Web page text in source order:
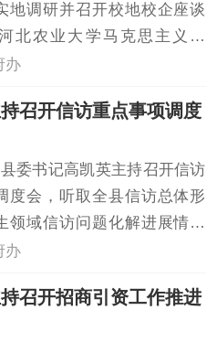
地调研并召开校地校企座谈
北农业大学马克思主义学
术研究院、园艺学院相关负
县农业园区、农业农村局、
委、“百校入威”工作专班、
关单位...
办
召开信访重点事项调度
委书记高凯英主持召开信访
度会，听取全县信访总体形
领域信访问题化解进展情况
部署近期信访重点工作。高
社会大局稳定，各乡镇各部
立以人民为中心的发展思
办
召开招商引资工作推进